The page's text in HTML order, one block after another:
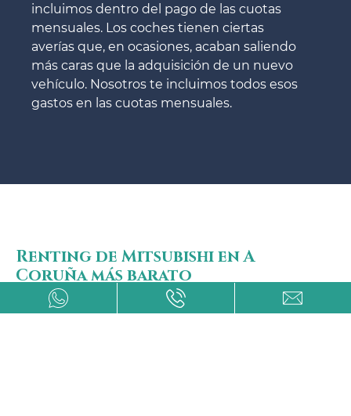
incluimos dentro del pago de las cuotas
mensuales. Los coches tienen ciertas
averías que, en ocasiones, acaban saliendo
más caras que la adquisición de un nuevo
vehículo. Nosotros te incluimos todos esos
gastos en las cuotas mensuales.
Renting de Mitsubishi en A
Coruña más barato
Los renting Mitsubishi en A Coruña más